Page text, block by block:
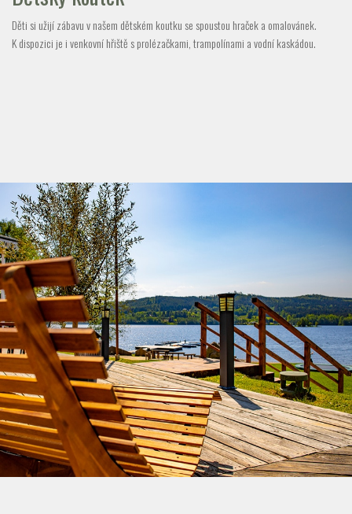
Děti si užijí zábavu v našem dětském koutku se spoustou hraček a omalovánek.
K dispozici je i venkovní hřiště s prolézačkami, trampolínami a vodní kaskádou.